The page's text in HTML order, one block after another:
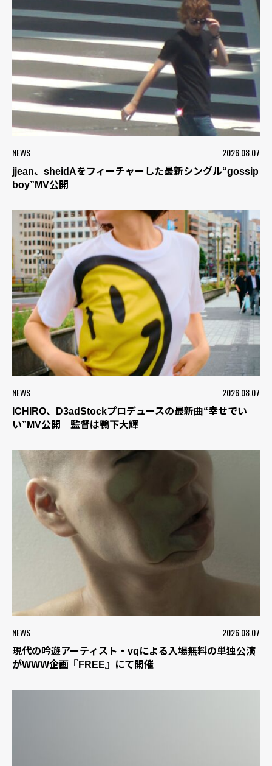
NEWS 2026.08.07
jjean、sheidAをフィーチャーした最新シングル“gossip
boy”MV公開
NEWS 2026.08.07
ICHIRO、D3adStockプロデュースの最新曲“幸せでい
い”MV公開 監督は鴨下大輝
NEWS 2026.08.07
現代の吟遊アーティスト・vqによる入場無料の単独公演
がWWW企画『FREE』にて開催